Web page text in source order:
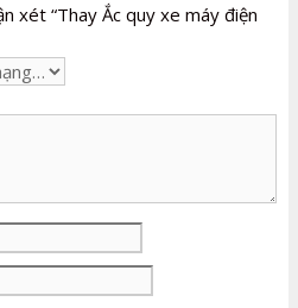
xét “Thay Ắc quy xe máy điện